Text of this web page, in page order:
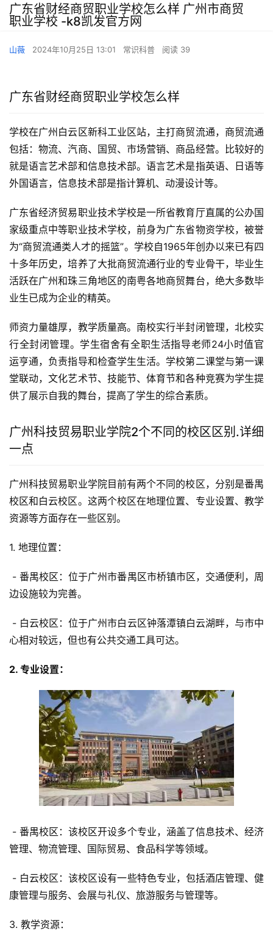
广东省财经商贸职业学校怎么样 广州市商贸
职业学校 -k8凯发官方网
山薇 2024年10月25日 13:01 常识科普 阅读 39
广东省财经商贸职业学校怎么样
学校在广州白云区新科工业区站，主打商贸流通，商贸流通
包括：物流、汽商、国贸、市场营销、商品经营。比较好的
就是语言艺术部和信息技术部。语言艺术是指英语、日语等
外国语言，信息技术部是指计算机、动漫设计等。
广东省经济贸易职业技术学校是一所省教育厅直属的公办国
家级重点中等职业技术学校，前身为广东省物资学校，被誉
为“商贸流通类人才的摇篮”。学校自1965年创办以来已有四
十多年历史，培养了大批商贸流通行业的专业骨干，毕业生
活跃在广州和珠三角地区的南粤各地商贸舞台，绝大多数毕
业生已成为企业的精英。
师资力量雄厚，教学质量高。南校实行半封闭管理，北校实
行全封闭管理。学生宿舍有全职生活指导老师24小时值官
运亨通，负责指导和检查学生生活。学校第二课堂与第一课
堂联动，文化艺术节、技能节、体育节和各种竞赛为学生提
供了展示自我的舞台，提高了学生的综合素质。
广州科技贸易职业学院2个不同的校区区别.详细
一点
广州科技贸易职业学院目前有两个不同的校区，分别是番禺
校区和白云校区。这两个校区在地理位置、专业设置、教学
资源等方面存在一些区别。
1. 地理位置：
边设施较为完善。
心相对较远，但也有公共交通工具可达。
2. 专业设置：
管理、物流管理、国际贸易、食品科学等领域。
康管理与服务、会展与礼仪、旅游服务与管理等。
3. 教学资源：